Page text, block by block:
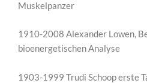
Muskelpanzer
1910-2008 Alexander Lowen,
bioenergetischen Analyse
1903-1999 Trudi Schoop erste